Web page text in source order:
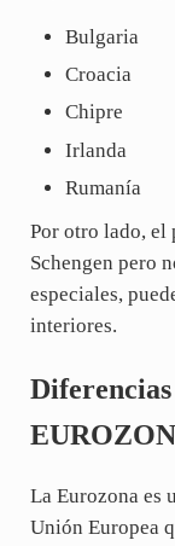
Bulgaria
Croacia
Chipre
Irlanda
Rumanía
Por otro lado, el
Schengen pero
especiales,
interiores.
La Eurozona es
Unión Europea